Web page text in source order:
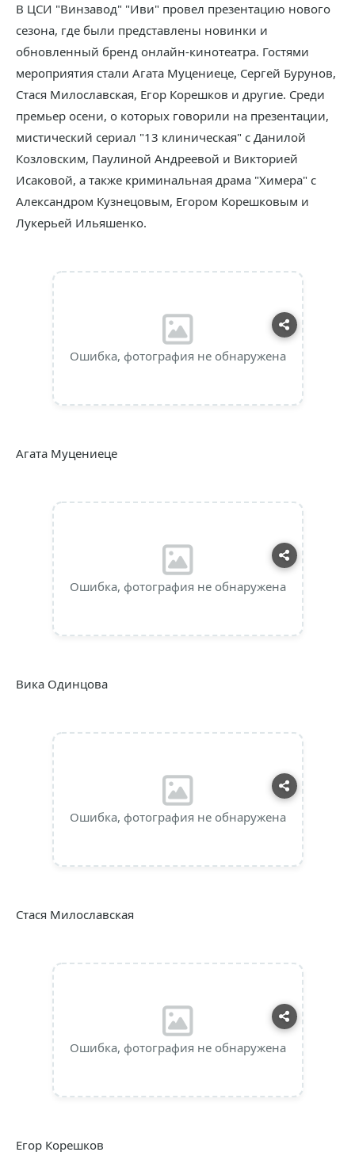
В ЦСИ "Винзавод" "Иви" провел презентацию нового
сезона, где были представлены новинки и
обновленный бренд онлайн-кинотеатра. Гостями
мероприятия стали Агата Муцениеце, Сергей Бурунов,
Стася Милославская, Егор Корешков и другие. Среди
премьер осени, о которых говорили на презентации,
мистический сериал "13 клиническая" с Данилой
Козловским, Паулиной Андреевой и Викторией
Исаковой, а также криминальная драма "Химера" с
Александром Кузнецовым, Егором Корешковым и
Лукерьей Ильяшенко.
Ошибка, фотография не обнаружена
Агата Муцениеце
Ошибка, фотография не обнаружена
Вика Одинцова
Ошибка, фотография не обнаружена
Стася Милославская
Ошибка, фотография не обнаружена
Егор Корешков